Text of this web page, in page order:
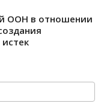
ООН в отношении